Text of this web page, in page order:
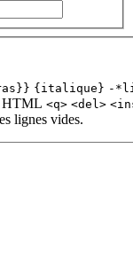
{italique} -
HTML <q> <del>
lignes vides.